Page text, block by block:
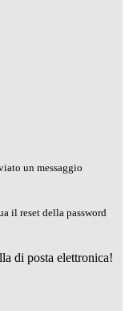
un messaggio
il reset della password
di posta elettronica!